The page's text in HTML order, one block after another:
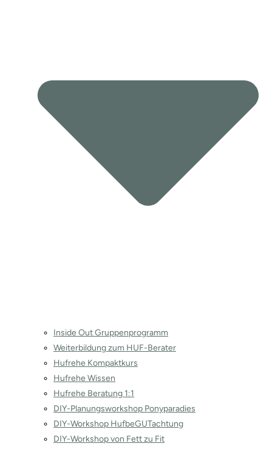
Inside Out Gruppenprogramm
Weiterbildung zum HUF-Berater
Hufrehe Kompaktkurs
Hufrehe Wissen
Hufrehe Beratung 1:1
DIY-Planungsworkshop Ponyparadies
DIY-Workshop HufbeGUTachtung
DIY-Workshop von Fett zu Fit